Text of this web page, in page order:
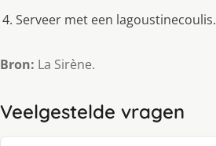
Serveer met een lagoustinecoulis.
Bron: La Sirène.
Veelgestelde vragen